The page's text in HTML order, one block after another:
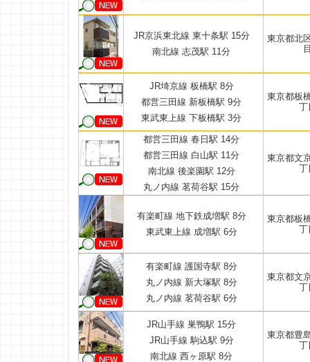
JR京浜東北線 東十条駅 15分
南北線 志茂駅 11分
東京都北
JR埼京線 板橋駅 8分
都営三田線 新板橋駅 9分
東武東上線 下板橋駅 3分
東京都板
丁
都営三田線 春日駅 14分
都営三田線 白山駅 11分
南北線 後楽園駅 12分
丸ノ内線 茗荷谷駅 15分
東京都文
丁
有楽町線 地下鉄成増駅 8分
東武東上線 成増駅 6分
東京都板
丁
有楽町線 護国寺駅 8分
丸ノ内線 新大塚駅 8分
丸ノ内線 茗荷谷駅 6分
東京都文
丁
JR山手線 巣鴨駅 15分
JR山手線 駒込駅 9分
南北線 西ヶ原駅 8分
東京都豊
丁